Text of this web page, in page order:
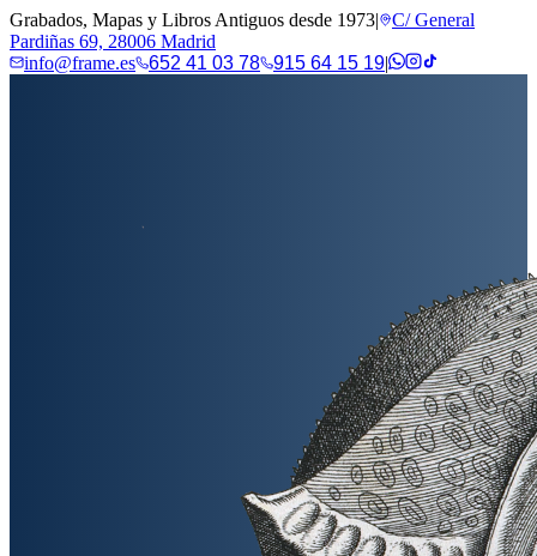
Grabados, Mapas y Libros Antiguos desde 1973|
C/ General
Pardiñas 69, 28006 Madrid
info@frame.es
652 41 03 78 915 64 15 19|